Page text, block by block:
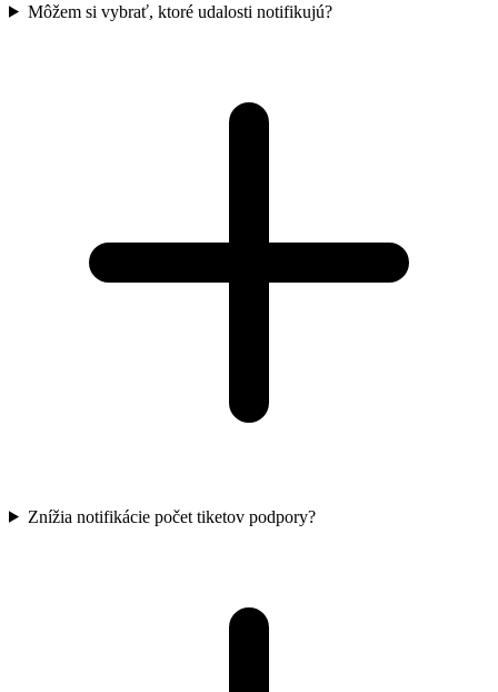
Môžem si vybrať, ktoré udalosti notifikujú?
Znížia notifikácie počet tiketov podpory?